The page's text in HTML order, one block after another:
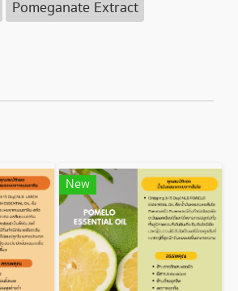
Pomeganate Extract
New